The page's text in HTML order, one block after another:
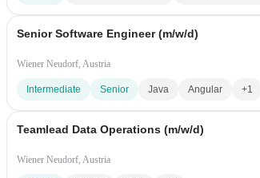
Senior Software Engineer (m/w/d)
Wiener Neudorf, Austria
Intermediate Senior Java Angular +1
Teamlead Data Operations (m/w/d)
Wiener Neudorf, Austria